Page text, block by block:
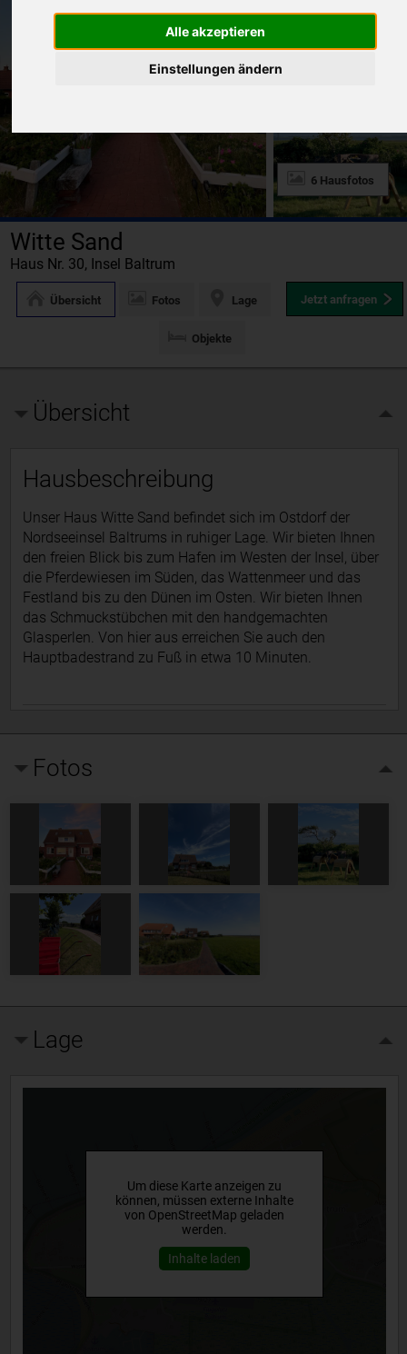
Alle akzeptieren
Einstellungen ändern
6 Hausfotos
Witte Sand
Haus Nr. 30, Insel Baltrum
Jetzt anfragen
Übersicht Fotos Lage
Objekte
Übersicht
Hausbeschreibung
Unser Haus Witte Sand befindet sich im Ostdorf der
Nordseeinsel Baltrums in ruhiger Lage. Wir bieten Ihnen
den freien Blick bis zum Hafen im Westen der Insel, über
die Pferdewiesen im Süden, das Wattenmeer und das
Festland bis zu den Dünen im Osten. Wir bieten Ihnen
das Schmuckstübchen mit den handgemachten
Glasperlen. Von hier aus erreichen Sie auch den
Hauptbadestrand zu Fuß in etwa 10 Minuten.
Fotos
Lage
Um diese Karte anzeigen zu
können, müssen externe Inhalte
von OpenStreetMap geladen
werden.
Inhalte laden